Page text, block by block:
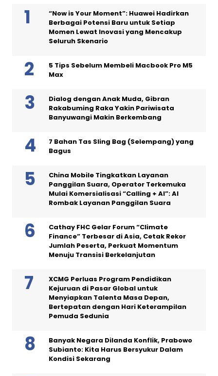
“Now is Your Moment”: Huawei Hadirkan
Berbagai Potensi Baru untuk Setiap
Momen Lewat Inovasi yang Mencakup
Seluruh Skenario
5 Tips Sebelum Membeli Macbook Pro M5
Max
Dialog dengan Anak Muda, Gibran
Rakabuming Raka Yakin Pariwisata
Banyuwangi Makin Berkembang
7 Bahan Tas Sling Bag (Selempang) yang
Bagus
China Mobile Tingkatkan Layanan
Panggilan Suara, Operator Terkemuka
Mulai Komersialisasi “Calling + AI”: AI
Rombak Layanan Panggilan Suara
Cathay FHC Gelar Forum “Climate
Finance” Terbesar di Asia, Cetak Rekor
Jumlah Peserta, Perkuat Momentum
Menuju Transisi Berkelanjutan
XCMG Perluas Program Pendidikan
Kejuruan di Pasar Global untuk
Menyiapkan Talenta Masa Depan,
Bertepatan dengan Hari Keterampilan
Pemuda Sedunia
Banyak Negara Dilanda Konflik, Prabowo
Subianto: Kita Harus Bersyukur Dalam
Kondisi Sekarang